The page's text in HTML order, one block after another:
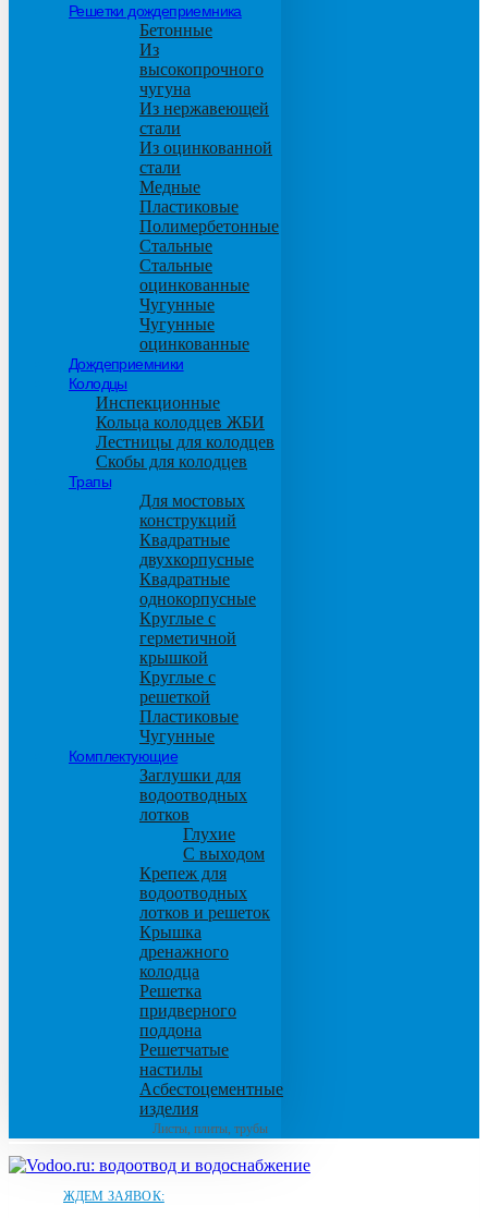
Решетки дождеприемника
Бетонные
Из
высокопрочного
чугуна
Из нержавеющей
стали
Из оцинкованной
стали
Медные
Пластиковые
Полимербетонные
Стальные
Стальные
оцинкованные
Чугунные
Чугунные
оцинкованные
Дождеприемники
Колодцы
Инспекционные
Кольца колодцев ЖБИ
Лестницы для колодцев
Скобы для колодцев
Трапы
Для мостовых
конструкций
Квадратные
двухкорпусные
Квадратные
однокорпусные
Круглые с
герметичной
крышкой
Круглые с
решеткой
Пластиковые
Чугунные
Комплектующие
Заглушки для
водоотводных
лотков
Глухие
С выходом
Крепеж для
водоотводных
лотков и решеток
Крышка
дренажного
колодца
Решетка
придверного
поддона
Решетчатые
настилы
Асбестоцементные
изделия
Листы, плиты, трубы
ЖДЕМ ЗАЯВОК: